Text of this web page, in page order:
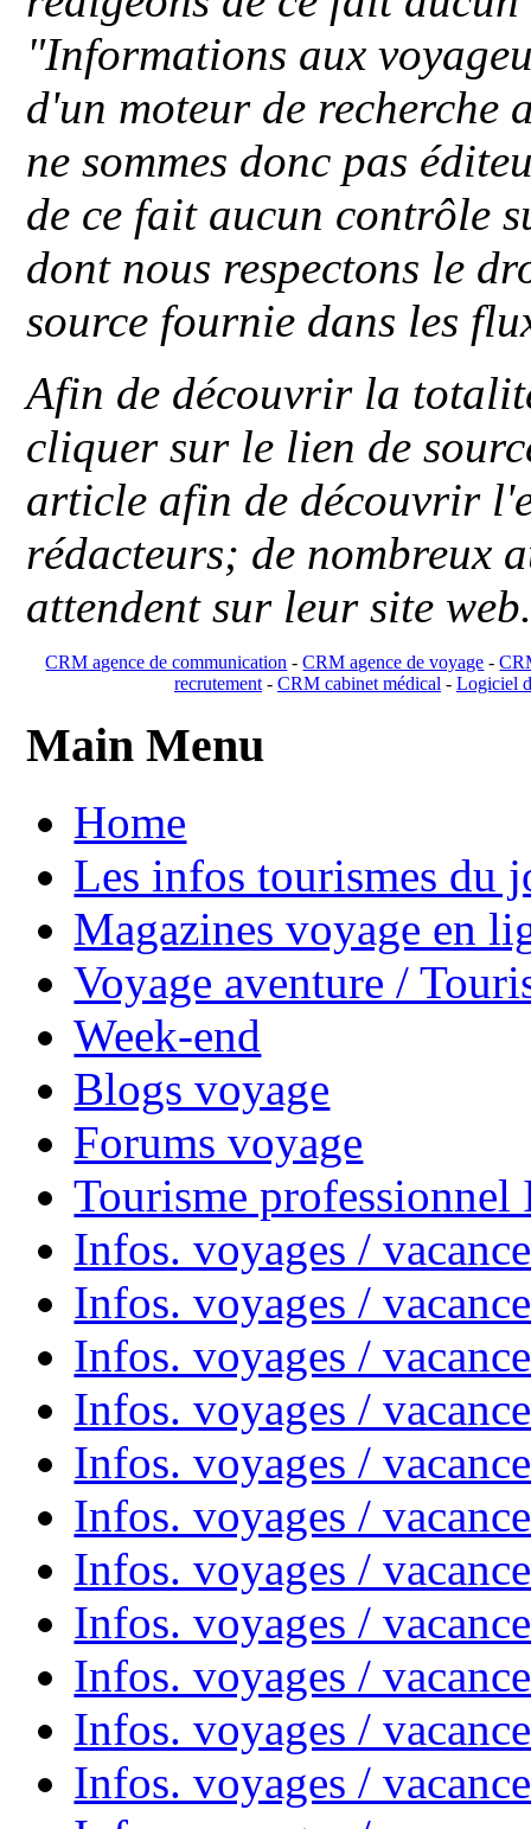
"Informations aux
d'un moteur de recherche
ne sommes donc pas
de ce fait aucun contrôle
dont nous respectons le
source fournie dans les
Afin de découvrir la
cliquer sur le lien de
article afin de découvrir
rédacteurs; de nombreux
attendent sur leur site
CRM agence de communication -CRM agence de voyage -
recrutement- CRM cabinet médical- Logiciel
Main Menu
Home
Les infos tourismes du
Magazines voyage en
Voyage aventure /
Week-end
Blogs voyage
Forums voyage
Tourisme
Infos. voyages /
Infos. voyages /
Infos. voyages /
Infos. voyages /
Infos. voyages /
Infos. voyages /
Infos. voyages /
Infos. voyages /
Infos. voyages /
Infos. voyages /
Infos. voyages /